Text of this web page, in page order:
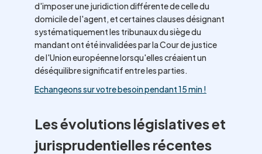
d'imposer une juridiction différente de celle du
domicile de l'agent, et certaines clauses désignant
systématiquement les tribunaux du siège du
mandant ont été invalidées par la Cour de justice
de l'Union européenne lorsqu'elles créaient un
déséquilibre significatif entre les parties.
Echangeons sur votre besoin pendant 15 min !
Les évolutions législatives et
jurisprudentielles récentes